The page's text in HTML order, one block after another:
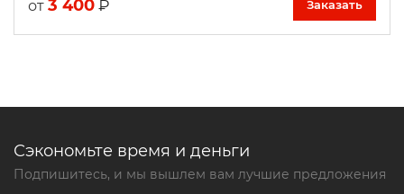
от 3 400 ₽ Заказать
Сэкономьте время и деньги
Подпишитесь, и мы вышлем вам лучшие предложения